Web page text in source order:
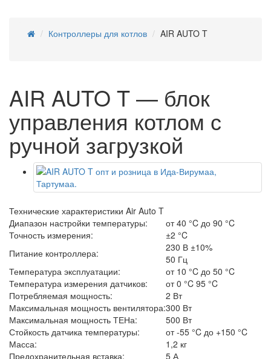
Контроллеры для котлов AIR AUTO T
AIR AUTO T — блок
управления котлом с
ручной загрузкой
Технические характеристики Air Auto T
Диапазон настройки температуры:
от 40 °C до 90 °C
Точность измерения:
±2 °C
Питание контроллера:
230 В ±10%
50 Гц
Температура эксплуатации:
от 10 °C до 50 °C
Температура измерения датчиков:
от 0 °C 95 °C
Потребляемая мощность:
2 Вт
Максимальная мощность вентилятора:300 Вт
Максимальная мощность ТЕНа:
500 Вт
Стойкость датчика температуры:
от -55 °C до +150 °C
Масса:
1,2 кг
Предохранительная вставка:
5 А